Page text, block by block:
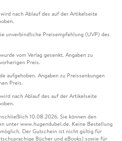
nach Ablauf des auf der Artikelseite
unverbindliche Preisempfehlung (UVP) des
vom Verlag gesenkt. Angaben zu
Preis.
aufgehoben. Angaben zu Preissenkungen
Preis.
nach Ablauf des auf der Artikelseite
10.08.2026. Sie können den
unter www.hugendubel.de. Keine Bestellung
Der Gutschein ist nicht gültig für
Bücher und eBooks) sowie für